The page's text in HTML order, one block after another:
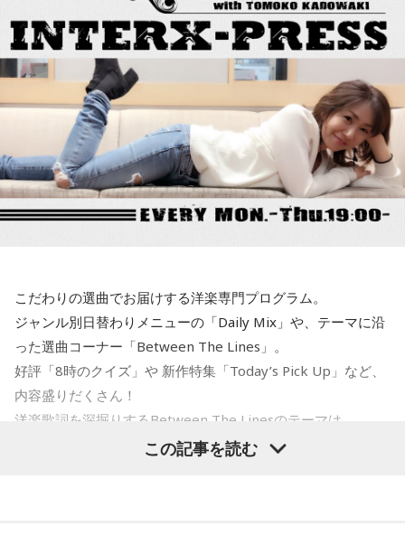
水谷「そうですね。デザインとかも、ちょっと若々しくなっ
たりとかね」
一蔵「そう。「これAIだ」とかさ。（笑） 他に色々苦労し
ている町内会もたくさんあると思うんですが、こういう町内
会もあるんだよと。若い子がやったって、やる気さえあれば
いいんだって。周りが盛り立てていけば誰でもなれるし、近
所の人と集まってお話しするっていうのもいいことだと思い
ます。町内会文化はなくなってほしくないんで、なんだった
ら、こういう町内会にはワタシ、ノーギャラで落語やりに行
水谷 （笑）
一蔵 「もう言いましたよ。もうノーギャラでもいいぐらい。
もう盛り上げますよ、本当」
が、これ、会田さんはどう捉えていらっしゃいますか？」
会田「ベッセント財務長官のインタビューと、この誰だかよ
くわからない匿名の政府高官の発言が混ぜこぜになって、さ
もベッセント財務長官が日本の消費減税に反対したかのよう
な印象を与える記事が掲載されて、今、大きな問題となって
います。この誰かよくわからないアメリカの政府高官ですと
か、匿名の閣僚経験者の発言というのは、それほど重要では
ないということです。重要であれば、しっかり名前を出して
寺島「ベッセント財務長官はどういったかと言いますと、こ
れはNHKによるんですが…NHKの独占インタビューだったよ
うな感じです。日米の金利差が円安の要因だと指摘される
中、日銀が次の会合で利上げに踏み切るべきかと問われたの
に対し、ベッセント財務長官は具体的な政策の方向性への言
及は避けつつ、「植田総裁とは15年以上の知り合いで、絶大
な信頼を寄せている。日本経済にとって最善の措置を講じる
こだわりの選曲でお届けする洋楽専門プログラム。
ジャンル別日替わりメニューの「Daily Mix」や、テーマに沿
った選曲コーナー「Between The Lines」。
好評「8時のクイズ」や 新作特集「Today’s Pick Up」など、
内容盛りだくさん！
洋楽歌詞を深掘りするBetween The Linesのテーマは
この記事を読む